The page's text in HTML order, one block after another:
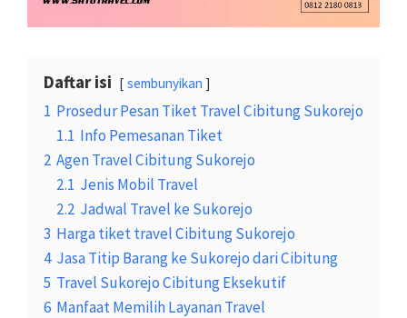
Daftar isi sembunyikan
1 Prosedur Pesan Tiket Travel Cibitung Sukorejo
1.1 Info Pemesanan Tiket
2 Agen Travel Cibitung Sukorejo
2.1 Jenis Mobil Travel
2.2 Jadwal Travel ke Sukorejo
3 Harga tiket travel Cibitung Sukorejo
4 Jasa Titip Barang ke Sukorejo dari Cibitung
5 Travel Sukorejo Cibitung Eksekutif
6 Manfaat Memilih Layanan Travel